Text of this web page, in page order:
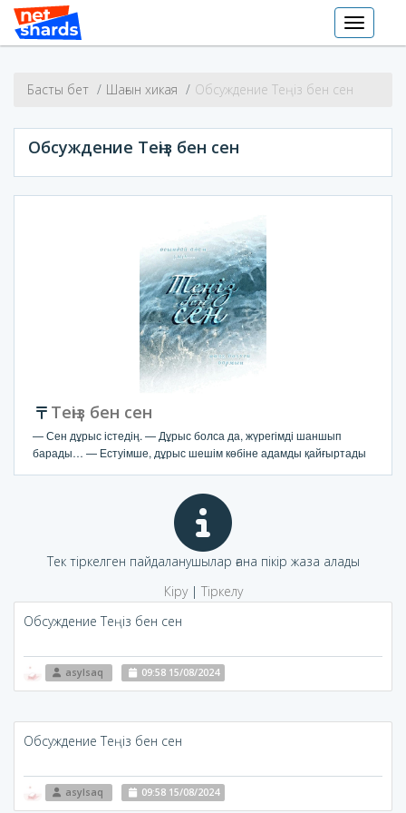
Toggle
Басты бет Шағын хикая Обсуждение Теңіз бен сен
Обсуждение Теңіз бен сен
Теңіз бен сен
— Сен дұрыс істедің. — Дұрыс болса да, жүрегімді шаншып
барады… — Естуімше, дұрыс шешім көбіне адамды қайғыртады
Тек тіркелген пайдаланушылар ғана пікір жаза алады
Кіру| Тіркелу
Обсуждение Теңіз бен сен
asylsaq 09:58 15/08/2024
Обсуждение Теңіз бен сен
asylsaq 09:58 15/08/2024